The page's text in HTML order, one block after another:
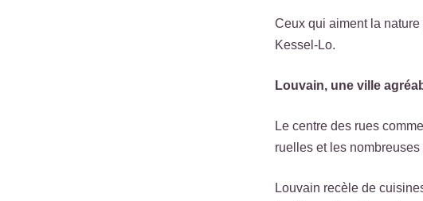
Ceux qui aiment la
Kessel-Lo.
Louvain, une ville
Le centre des rues
ruelles et les
Louvain recèle de